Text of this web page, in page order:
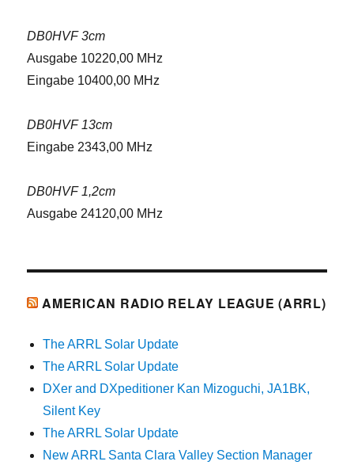
DB0HVF 3cm
Ausgabe 10220,00 MHz
Eingabe 10400,00 MHz
DB0HVF 13cm
Eingabe 2343,00 MHz
DB0HVF 1,2cm
Ausgabe 24120,00 MHz
AMERICAN RADIO RELAY LEAGUE (ARRL)
The ARRL Solar Update
The ARRL Solar Update
DXer and DXpeditioner Kan Mizoguchi, JA1BK,
Silent Key
The ARRL Solar Update
New ARRL Santa Clara Valley Section Manager